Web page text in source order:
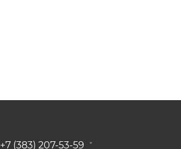
+7 (383) 207-53-59